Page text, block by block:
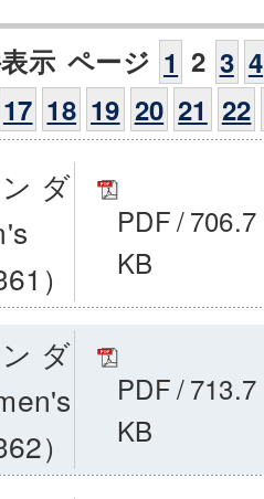
示 ページ 1 2 3 4
17 18 19 20 21 22
ダ
）
PDF/706.7
KB
ダ
）
PDF/713.7
KB